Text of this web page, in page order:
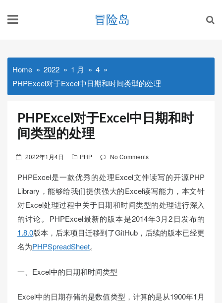
冒险岛
Home 2022 1 月
4
PHPExcel对于Excel中日期和时间类型的处理
PHPExcel对于Excel中日期和时
间类型的处理
Posted
2022年1月4日 PHP No Comments
PHPExcel是一款优秀的处理Excel文件读写的开源PHP
Library，能够给我们提供强大的Excel读写能力，本文针
对Excel处理过程中关于日期和时间类型的处理进行深入
的讨论。PHPExcel最新的版本是2014年3月2日发布的
1.8.0版本，后来项目迁移到了GitHub，后续的版本已经更
名为PHPSpreadSheet。
一、Excel中的日期和时间类型
Excel中的日期存储的是数值类型，计算的是从1900年1月